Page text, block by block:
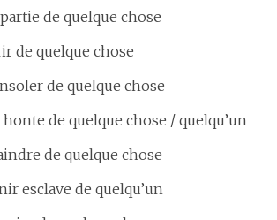
de quelque chose
de quelque chose
de quelque chose
de quelque chose / quelqu’un
de quelque chose
esclave de quelqu’un